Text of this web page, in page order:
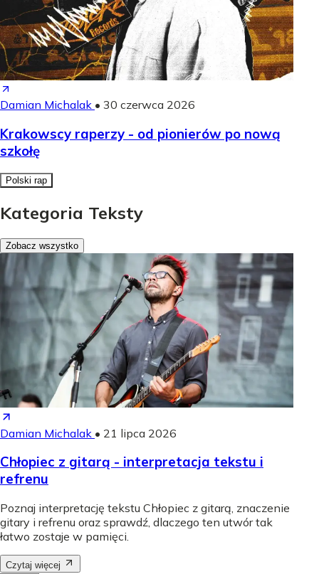
Damian Michalak • 30 czerwca 2026
Krakowscy raperzy - od pionierów po nową
szkołę
Polski rap
Kategoria Teksty
Zobacz wszystko
Damian Michalak • 21 lipca 2026
Chłopiec z gitarą - interpretacja tekstu i
refrenu
Poznaj interpretację tekstu Chłopiec z gitarą, znaczenie
gitary i refrenu oraz sprawdź, dlaczego ten utwór tak
łatwo zostaje w pamięci.
Czytaj więcej